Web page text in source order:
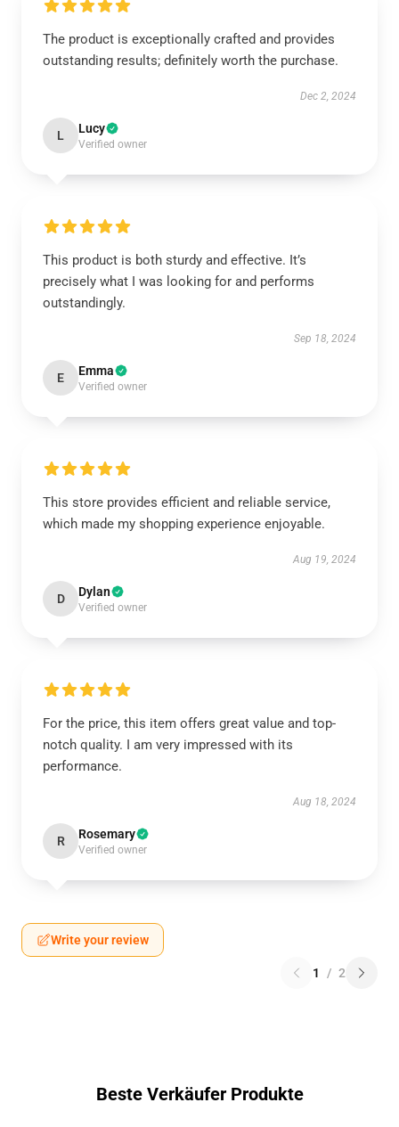
The product is exceptionally crafted and provides
outstanding results; definitely worth the purchase.
Dec 2, 2024
L Lucy
Verified owner
This product is both sturdy and effective. It’s
precisely what I was looking for and performs
outstandingly.
Sep 18, 2024
E Emma
Verified owner
This store provides efficient and reliable service,
which made my shopping experience enjoyable.
Aug 19, 2024
D Dylan
Verified owner
For the price, this item offers great value and top-
notch quality. I am very impressed with its
performance.
Aug 18, 2024
R Rosemary
Verified owner
Write your review
1 / 2
Beste Verkäufer Produkte